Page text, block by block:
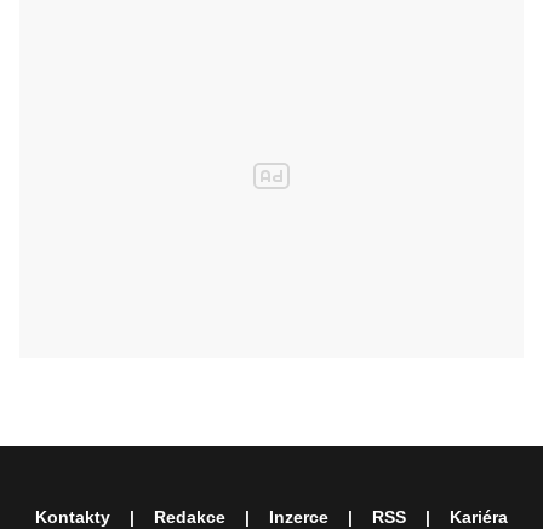
Kontakty Redakce Inzerce RSS Kariéra